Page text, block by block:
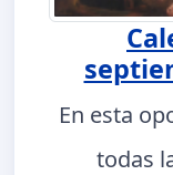
En esta
todas